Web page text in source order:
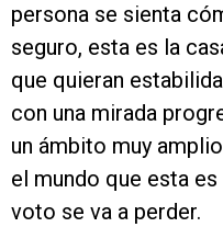
persona se sienta
seguro, esta es la
que quieran
con una mirada
un ámbito muy
el mundo que esta es
voto se va a perder.